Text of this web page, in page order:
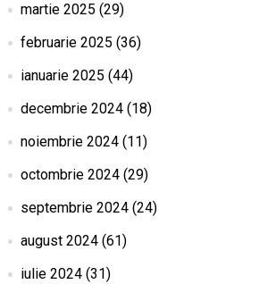
martie 2025 (29)
februarie 2025 (36)
ianuarie 2025 (44)
decembrie 2024(18)
noiembrie 2024(11)
octombrie 2024(29)
septembrie 2024(24)
august 2024(61)
iulie 2024(31)